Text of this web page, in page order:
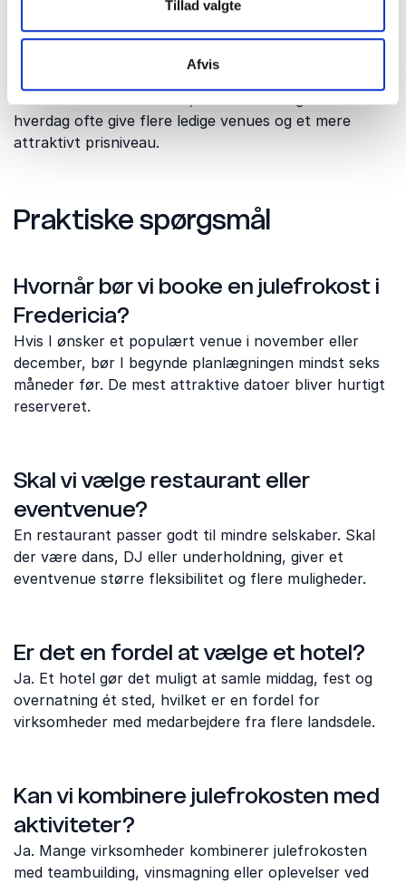
Tillad valgte
Afvis
Ønsker I et bestemt hotel eller venue, er det en
fordel at starte planlægningen allerede i foråret.
hverdag ofte give flere ledige venues og et mere
attraktivt prisniveau.
Praktiske spørgsmål
Hvornår bør vi booke en julefrokost i
Fredericia?
Hvis I ønsker et populært venue i november eller
december, bør I begynde planlægningen mindst seks
måneder før. De mest attraktive datoer bliver hurtigt
reserveret.
Skal vi vælge restaurant eller
eventvenue?
En restaurant passer godt til mindre selskaber. Skal
der være dans, DJ eller underholdning, giver et
eventvenue større fleksibilitet og flere muligheder.
Er det en fordel at vælge et hotel?
Ja. Et hotel gør det muligt at samle middag, fest og
overnatning ét sted, hvilket er en fordel for
virksomheder med medarbejdere fra flere landsdele.
Kan vi kombinere julefrokosten med
aktiviteter?
Ja. Mange virksomheder kombinerer julefrokosten
med teambuilding, vinsmagning eller oplevelser ved